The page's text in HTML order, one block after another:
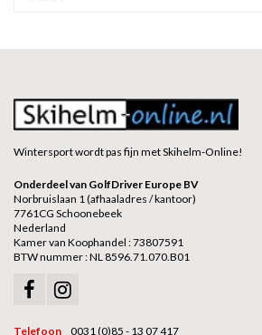
Wintersport wordt pas fijn met Skihelm-Online!
Onderdeel van GolfDriver Europe BV
Norbruislaan 1 (afhaaladres / kantoor)
7761CG Schoonebeek
Nederland
Kamer van Koophandel : 73807591
BTW nummer : NL 8596.71.070.B01
Telefoon 0031 (0)85 - 13 07 417